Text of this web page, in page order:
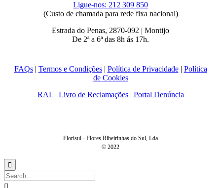
Ligue-nos: 212 309 850
(Custo de chamada para rede fixa nacional)
Estrada do Penas, 2870-092 | Montijo
De 2ª a 6ª das 8h ás 17h.
FAQs| Termos e Condições| Política de Privacidade| Política
de Cookies
RAL| Livro de Reclamações| Portal Denúncia
Florisul - Flores Ribeirinhas do Sul, Lda
© 2022
